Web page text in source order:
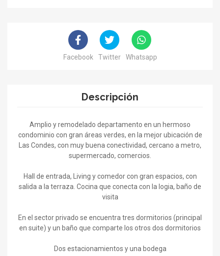
Facebook Twitter Whatsapp
Descripción
Amplio y remodelado departamento en un hermoso
condominio con gran áreas verdes, en la mejor ubicación de
Las Condes, con muy buena conectividad, cercano a metro,
supermercado, comercios.
Hall de entrada, Living y comedor con gran espacios, con
salida a la terraza. Cocina que conecta con la logia, baño de
visita
En el sector privado se encuentra tres dormitorios (principal
en suite) y un baño que comparte los otros dos dormitorios
Dos estacionamientos y una bodega